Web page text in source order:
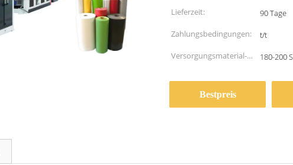
Informationen:
Lieferzeit:
90 Tage
Zahlungsbedingungen:
t/t
Versorgungsmaterial-
180-200
Bestpreis